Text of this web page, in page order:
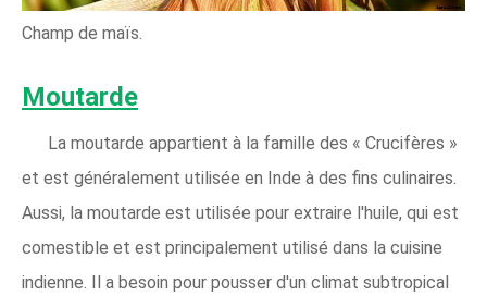
Champ de maïs.
Moutarde
La moutarde appartient à la famille des « Crucifères »
et est généralement utilisée en Inde à des fins culinaires.
Aussi, la moutarde est utilisée pour extraire l'huile, qui est
comestible et est principalement utilisé dans la cuisine
indienne. Il a besoin pour pousser d'un climat subtropical